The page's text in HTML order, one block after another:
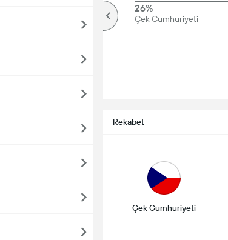
26%
Çek Cumhuriyeti
Rekabet
Çek Cumhuriyeti